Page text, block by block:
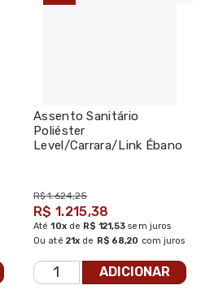
Assento Sanitário
Poliéster
Level/Carrara/Link Ébano
R$ 1.624,25
R$ 1.215,38
Até10xde R$ 121,53 sem juros
Ou até 21x de R$ 68,20 com juros
ADICIONAR